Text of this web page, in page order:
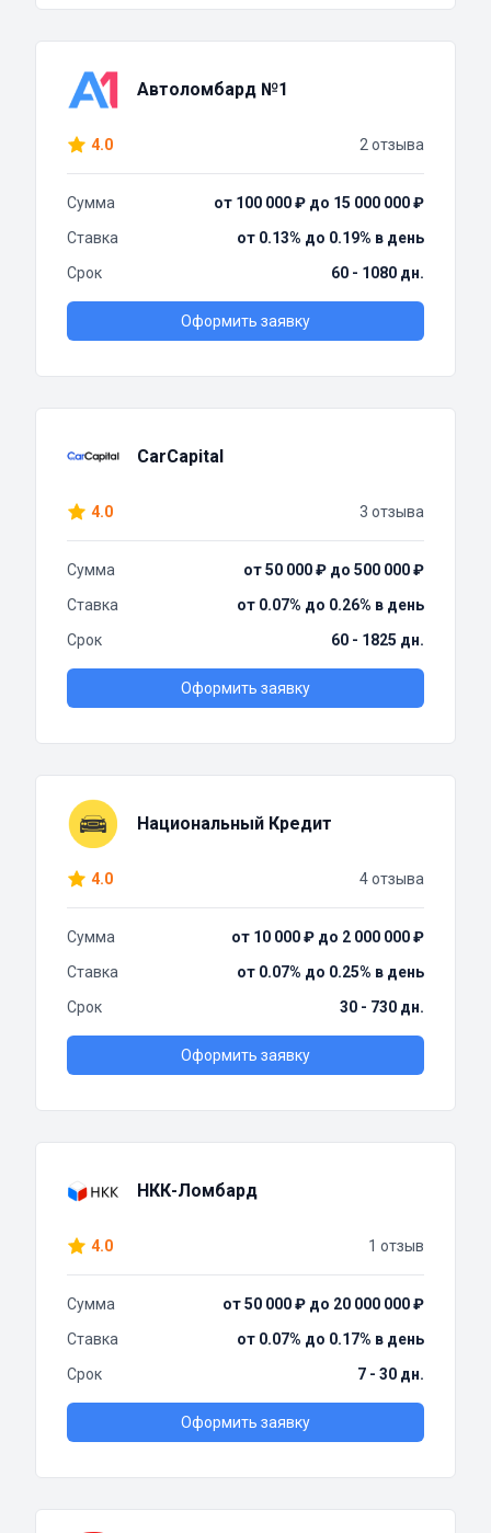
Автоломбард №1
4.0 2 отзыва
Сумма
от 100 000 ₽ до 15 000 000 ₽
Ставка
от 0.13% до 0.19% в день
Срок
60 - 1080 дн.
Оформить заявку
CarCapital
4.0 3 отзыва
Сумма
от 50 000 ₽ до 500 000 ₽
Ставка
от 0.07% до 0.26% в день
Срок
60 - 1825 дн.
Оформить заявку
Национальный Кредит
4.0 4 отзыва
Сумма
от 10 000 ₽ до 2 000 000 ₽
Ставка
от 0.07% до 0.25% в день
Срок
30 - 730 дн.
Оформить заявку
НКК-Ломбард
4.0 1 отзыв
Сумма
от 50 000 ₽ до 20 000 000 ₽
Ставка
от 0.07% до 0.17% в день
Срок
7 - 30 дн.
Оформить заявку